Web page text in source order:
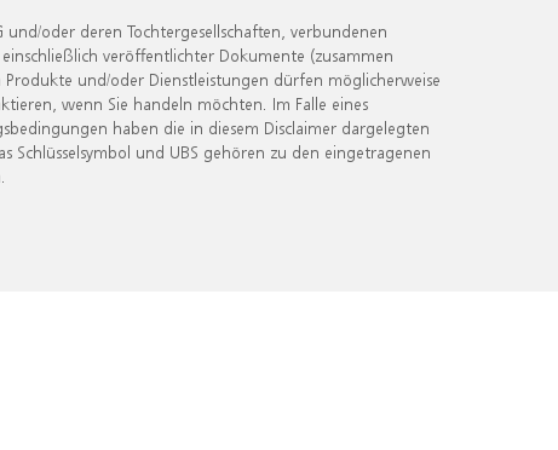
oder deren Tochtergesellschaften, verbundenen
veröffentlichter Dokumente (zusammen
und/oder Dienstleistungen dürfen möglicherweise
wenn Sie handeln möchten. Im Falle eines
haben die in diesem Disclaimer dargelegten
und UBS gehören zu den eingetragenen